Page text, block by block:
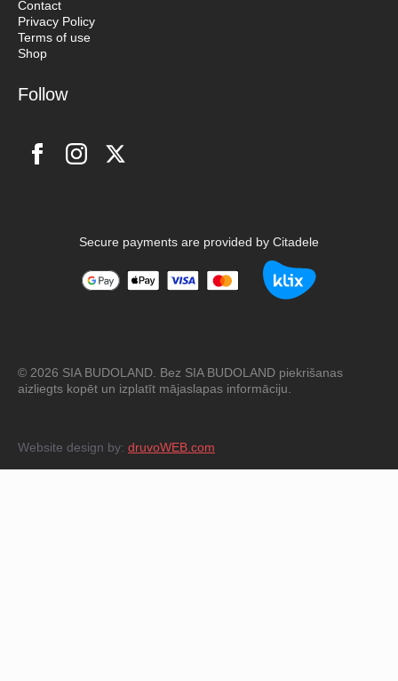
Contact
Privacy Policy
Terms of use
Shop
Follow
Secure payments are provided by Citadele
© 2026 SIA BUDOLAND. Bez SIA BUDOLAND piekrišanas
aizliegts kopēt un izplatīt mājaslapas informāciju.
Website design by: druvoWEB.com